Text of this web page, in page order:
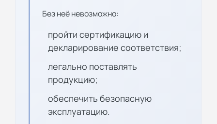
Без неё невозможно:
пройти сертификацию и
декларирование соответствия;
легально поставлять
продукцию;
обеспечить безопасную
эксплуатацию.